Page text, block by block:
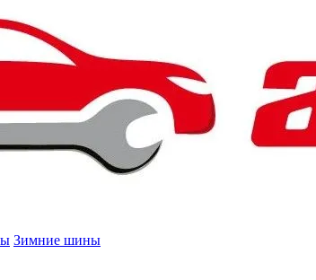
Зимние шины